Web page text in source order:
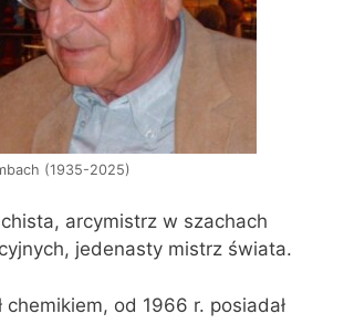
(1935-2025)
arcymistrz w szachach
jedenasty mistrz świata.
chemikiem, od 1966 r. posiadał